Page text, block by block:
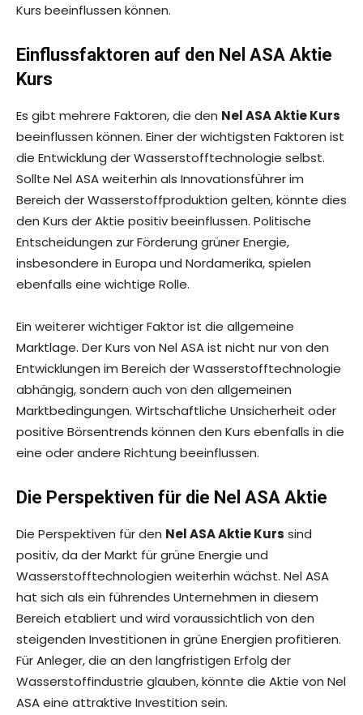
Kurs beeinflussen können.
Einflussfaktoren auf den Nel ASA Aktie
Kurs
Es gibt mehrere Faktoren, die den Nel ASA Aktie Kurs
beeinflussen können. Einer der wichtigsten Faktoren ist
die Entwicklung der Wasserstofftechnologie selbst.
Sollte Nel ASA weiterhin als Innovationsführer im
Bereich der Wasserstoffproduktion gelten, könnte dies
den Kurs der Aktie positiv beeinflussen. Politische
Entscheidungen zur Förderung grüner Energie,
insbesondere in Europa und Nordamerika, spielen
ebenfalls eine wichtige Rolle.
Ein weiterer wichtiger Faktor ist die allgemeine
Marktlage. Der Kurs von Nel ASA ist nicht nur von den
Entwicklungen im Bereich der Wasserstofftechnologie
abhängig, sondern auch von den allgemeinen
Marktbedingungen. Wirtschaftliche Unsicherheit oder
positive Börsentrends können den Kurs ebenfalls in die
eine oder andere Richtung beeinflussen.
Die Perspektiven für die Nel ASA Aktie
Die Perspektiven für den Nel ASA Aktie Kurs sind
positiv, da der Markt für grüne Energie und
Wasserstofftechnologien weiterhin wächst. Nel ASA
hat sich als ein führendes Unternehmen in diesem
Bereich etabliert und wird voraussichtlich von den
steigenden Investitionen in grüne Energien profitieren.
Für Anleger, die an den langfristigen Erfolg der
Wasserstoffindustrie glauben, könnte die Aktie von Nel
ASA eine attraktive Investition sein.